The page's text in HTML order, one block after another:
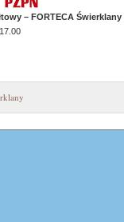
– FORTECA Świerklany